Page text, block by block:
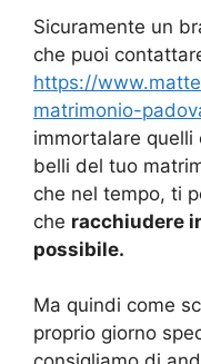
Sicuramente un
che puoi
https://
matrimonio-
immortalare quelli
belli del tuo
che nel tempo, ti
che racchiudere
possibile.
Ma quindi come
proprio giorno